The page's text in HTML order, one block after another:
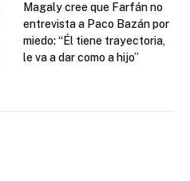
Magaly cree que Farfán no
entrevista a Paco Bazán por
miedo: “Él tiene trayectoria,
le va a dar como a hijo”